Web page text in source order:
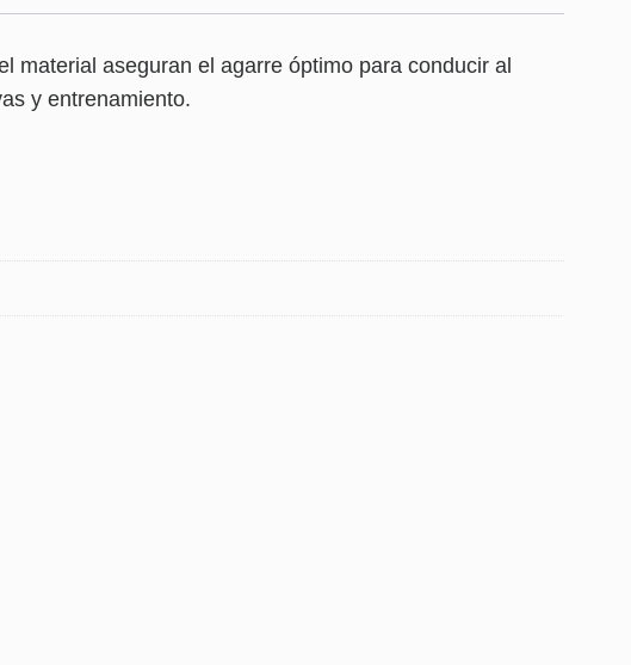
aseguran el agarre óptimo para conducir al
y entrenamiento.